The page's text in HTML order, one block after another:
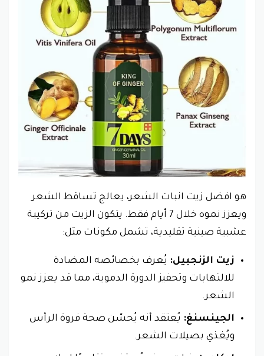
هو افضل زيت انبات الشعر، يعالج تساقط الشعر
ويعزز نموه خلال 7 أيام فقط. يتكون الزيت من تركيبة
عشبية صينية تقليدية، تشمل مكونات مثل:
زيت الزنجبيل: يُعرف بخصائصه المضادة
للالتهابات وتحفيز الدورة الدموية، مما قد يعزز نمو
الشعر.
الجينسنغ: يُعتقد أنه يُحسّن صحة فروة الرأس
ويُغذي بصيلات الشعر.